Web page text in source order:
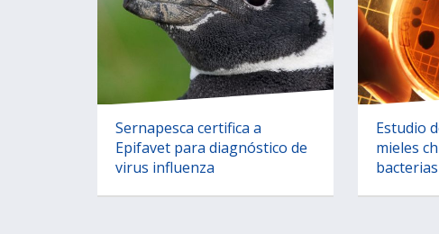
Sernapesca certifica a
Epifavet para diagnóstico de
virus influenza
Estudio
mieles